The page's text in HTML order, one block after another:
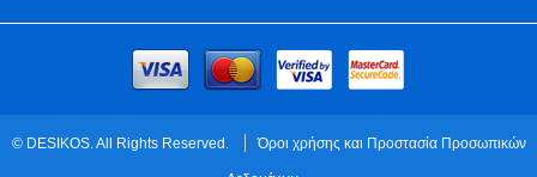
© DESIKOS. All Rights Reserved.
Όροι χρήσης και Προστασία Προσωπικών